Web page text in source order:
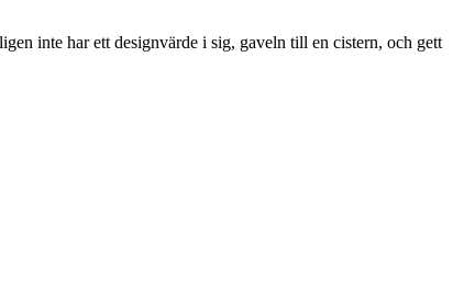
inte har ett designvärde i sig, gaveln till en cistern, och gett